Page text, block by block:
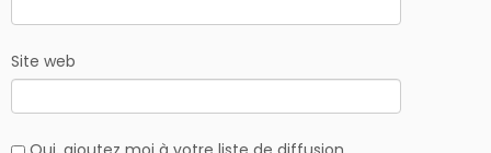
Site web